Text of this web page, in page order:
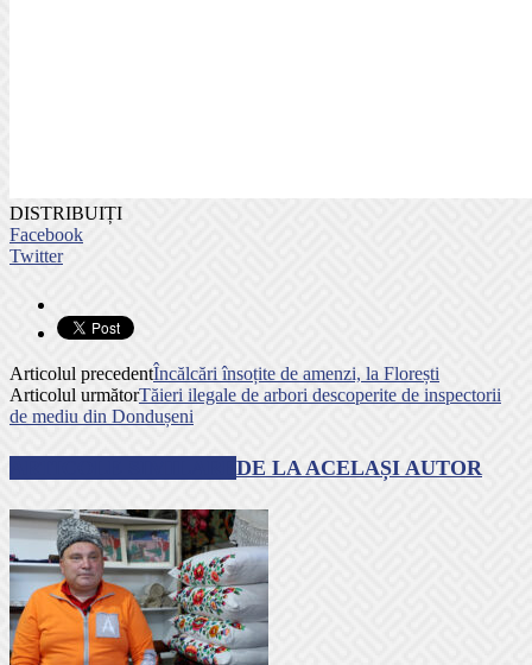
DISTRIBUIȚI
Facebook
Twitter
Articolul precedentÎncălcări însoțite de amenzi, la Florești
Articolul următorTăieri ilegale de arbori descoperite de inspectorii
de mediu din Dondușeni
DE LA ACELAȘI AUTOR